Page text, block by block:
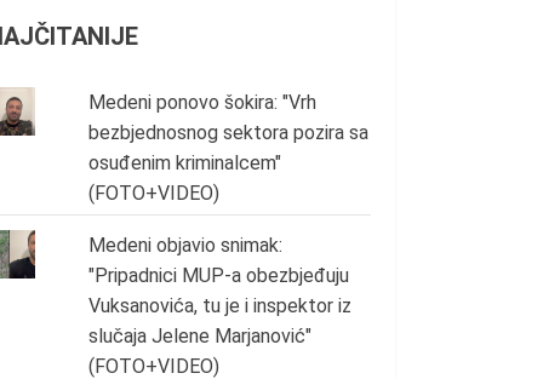
Medeni ponovo šokira: "Vrh
bezbjednosnog sektora pozira sa
osuđenim kriminalcem"
(FOTO+VIDEO)
Medeni objavio snimak:
"Pripadnici MUP-a obezbjeđuju
Vuksanovića, tu je i inspektor iz
slučaja Jelene Marjanović"
(FOTO+VIDEO)